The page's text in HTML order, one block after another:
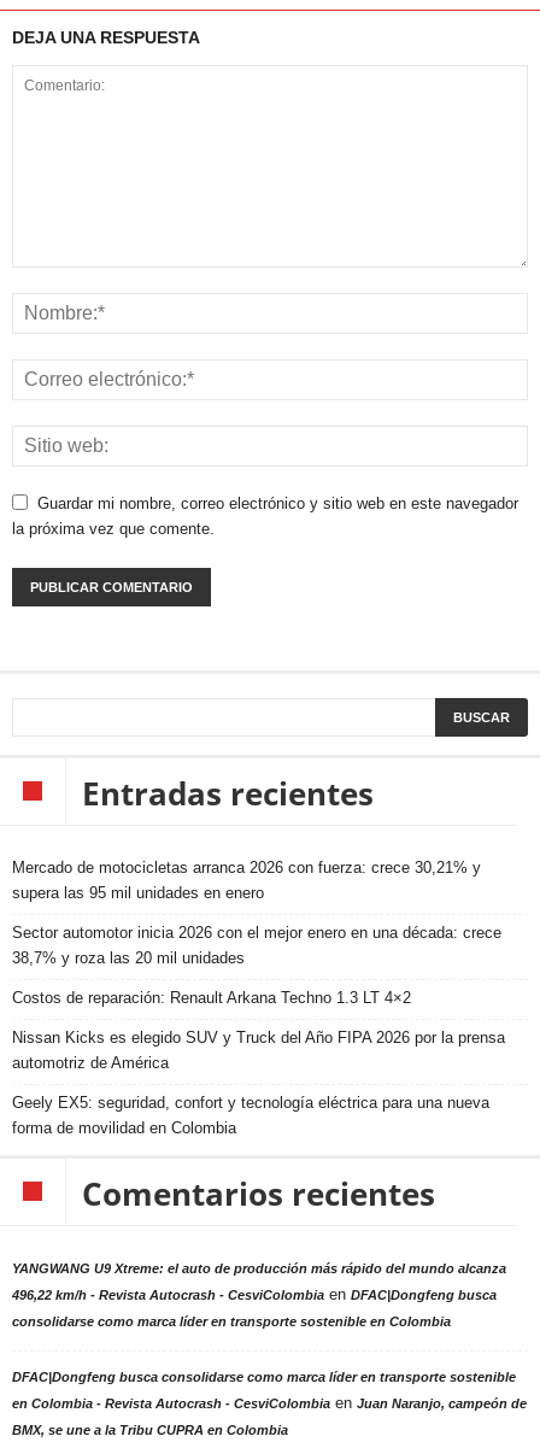
DEJA UNA RESPUESTA
Guardar mi nombre, correo electrónico y sitio web en este navegador
la próxima vez que comente.
Entradas recientes
Mercado de motocicletas arranca 2026 con fuerza: crece 30,21% y
supera las 95 mil unidades en enero
Sector automotor inicia 2026 con el mejor enero en una década: crece
38,7% y roza las 20 mil unidades
Costos de reparación: Renault Arkana Techno 1.3 LT 4×2
Nissan Kicks es elegido SUV y Truck del Año FIPA 2026 por la prensa
automotriz de América
Geely EX5: seguridad, confort y tecnología eléctrica para una nueva
forma de movilidad en Colombia
Comentarios recientes
YANGWANG U9 Xtreme: el auto de producción más rápido del mundo alcanza
496,22 km/h - Revista Autocrash - CesviColombia en DFAC|Dongfeng busca
consolidarse como marca líder en transporte sostenible en Colombia
DFAC|Dongfeng busca consolidarse como marca líder en transporte sostenible
en Colombia - Revista Autocrash - CesviColombia en Juan Naranjo, campeón de
BMX, se une a la Tribu CUPRA en Colombia